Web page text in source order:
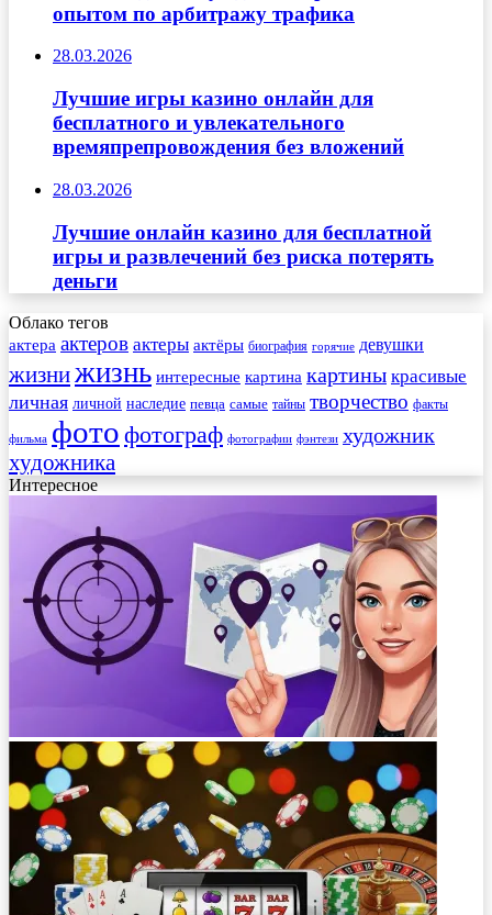
опытом по арбитражу трафика
28.03.2026
Лучшие игры казино онлайн для
бесплатного и увлекательного
времяпрепровождения без вложений
28.03.2026
Лучшие онлайн казино для бесплатной
игры и развлечений без риска потерять
деньги
Облако тегов
актера актеров актеры актёры биография горячие девушки
жизнижизнь интересные картина картины красивые
личная личной наследие певца самые тайны творчество факты
фильма фото фотограф фотографии фэнтези художник
художника
Интересное